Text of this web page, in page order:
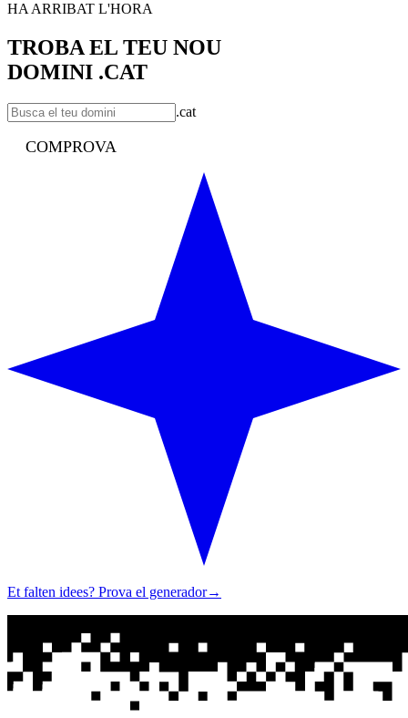
HA ARRIBAT L'HORA
TROBA EL TEU NOU
DOMINI .CAT
.cat
COMPROVA
Et falten idees? Prova el generador→